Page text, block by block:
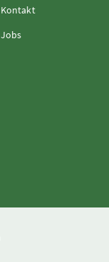
Kontakt
Jobs